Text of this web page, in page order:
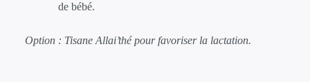
de bébé.
Option : Tisane Allai’thé pour favoriser la lactation.